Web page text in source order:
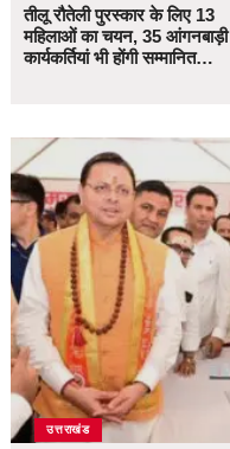
तीलू रौतेली पुरस्कार के लिए 13
महिलाओं का चयन, 35 आंगनबाड़ी
कार्यकर्तियां भी होंगी सम्मानित…
उत्तराखंड